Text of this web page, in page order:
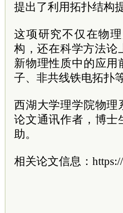
提出了利用拓扑结构
这项研究不仅在物
构，还在科学方法论
新物理性质中的应
子、非共线铁电拓扑
西湖大学理学院物理
论文通讯作者，博士
助。
相关论文信息：